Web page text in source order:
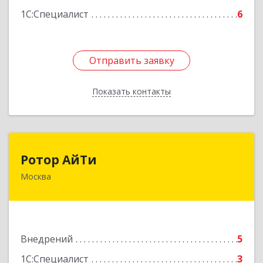
1С:Специалист 6
Отправить заявку
Показать контакты
Отправить заявку
Назад
Ротор АйТи
Москва
Внедрений
5
1С:Специалист
3
111396, Москва г, Зелёный пр-кт, дом № 42,